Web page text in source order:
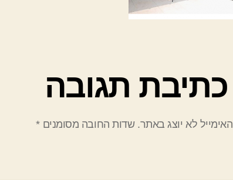
כתיבת תגובה
האימייל לא יוצג באתר. שדות החובה מסומנים*